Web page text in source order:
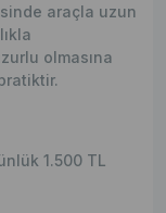
araçla uzun
olmasına
1.500 TL